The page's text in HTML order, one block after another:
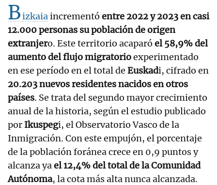
Bizkaiaincrementó entre 2022 y 2023 en casi
12.000 personas su población de origen
extranjero. Este territorio acaparó el 58,9% del
aumento del flujo migratorioexperimentado
en ese período en el total de Euskadi, cifrado en
20.203 nuevos residentes nacidos en otros
países. Se trata del segundo mayor crecimiento
anual de la historia, según el estudio publicado
por Ikuspegi, el Observatorio Vasco de la
Inmigración. Con este empujón, el porcentaje
de la población foránea crece en 0,9 puntos y
alcanza yael 12,4% del total de la Comunidad
Autónoma, la cota más alta nunca alcanzada.